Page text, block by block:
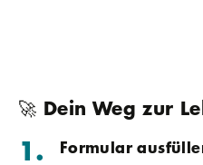
🚀 Dein Weg zur
Formular